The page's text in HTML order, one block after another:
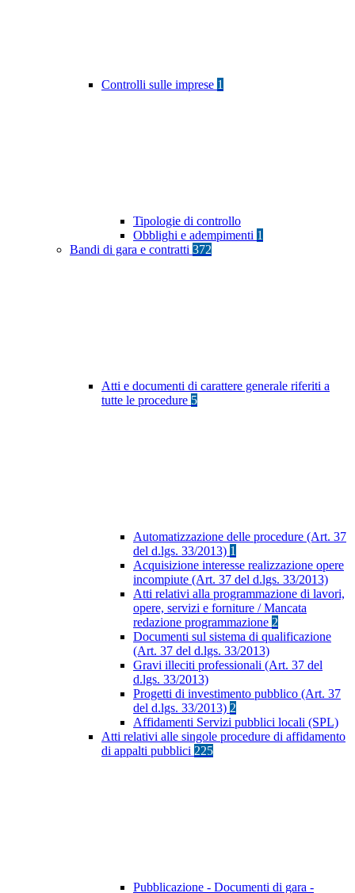
Controlli sulle imprese 1
Tipologie di controllo
Obblighi e adempimenti 1
Bandi di gara e contratti 372
Atti e documenti di carattere generale riferiti a
tutte le procedure 5
Automatizzazione delle procedure (Art. 37
del d.lgs. 33/2013) 1
Acquisizione interesse realizzazione opere
incompiute (Art. 37 del d.lgs. 33/2013)
Atti relativi alla programmazione di lavori,
opere, servizi e forniture / Mancata
redazione programmazione 2
Documenti sul sistema di qualificazione
(Art. 37 del d.lgs. 33/2013)
Gravi illeciti professionali (Art. 37 del
d.lgs. 33/2013)
Progetti di investimento pubblico (Art. 37
del d.lgs. 33/2013) 2
Affidamenti Servizi pubblici locali (SPL)
Atti relativi alle singole procedure di affidamento
di appalti pubblici 225
Pubblicazione - Documenti di gara -